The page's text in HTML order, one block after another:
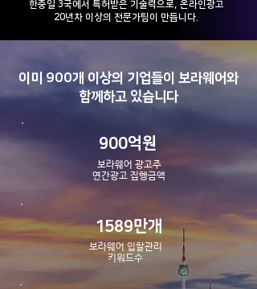
​한중일 3국에서 특허받은 기술력으로, 온라인광고
20년차 이상의 전문가팀이 만듭니다.
이미 900개 이상의 기업들이 보라웨어와
함께하고 있습니다
900억원
보라웨어 광고주
​연간광고 집행금액
1589만개
보라웨어 입찰관리
​키워드수